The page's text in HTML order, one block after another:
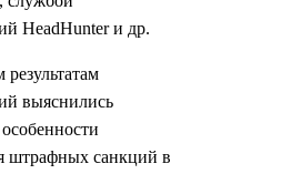
HeadHunter и др.
выяснились
штрафных санкций в